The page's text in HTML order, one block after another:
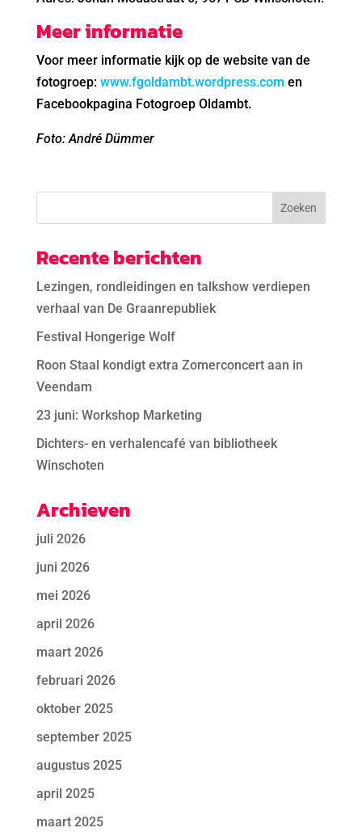
Meer informatie
Voor meer informatie kijk op de website van de
fotogroep: www.fgoldambt.wordpress.com en
Facebookpagina Fotogroep Oldambt.
Foto: André Dümmer
Recente berichten
Lezingen, rondleidingen en talkshow verdiepen
verhaal van De Graanrepubliek
Festival Hongerige Wolf
Roon Staal kondigt extra Zomerconcert aan in
Veendam
23 juni: Workshop Marketing
Dichters- en verhalencafé van bibliotheek
Winschoten
Archieven
juli 2026
juni 2026
mei 2026
april 2026
maart 2026
februari 2026
oktober 2025
september 2025
augustus 2025
april 2025
maart 2025